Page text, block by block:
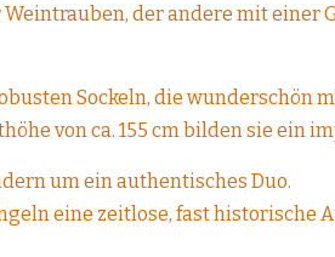
der andere mit einer
Sockeln, die wunderschön
von ca. 155 cm bilden sie ein
um ein authentisches Duo.
eine zeitlose, fast historische